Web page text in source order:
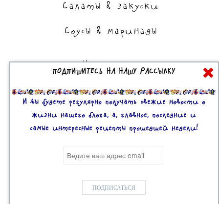
Салаты & закуски
Соусы & маринады
На сладкое
Торты, пирожные, выпечка
Десерты
Mobile version:Enabled
ПОДПИШИТЕСЬ НА НАШУ РАССЫЛКУ
И вы будете регулярно получать свежие новости о
жизни нашего блога, а, главное, последние и
самые интересные рецепты прошедшей недели!